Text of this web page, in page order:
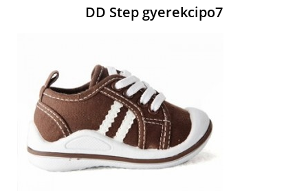
DD Step gyerekcipo7